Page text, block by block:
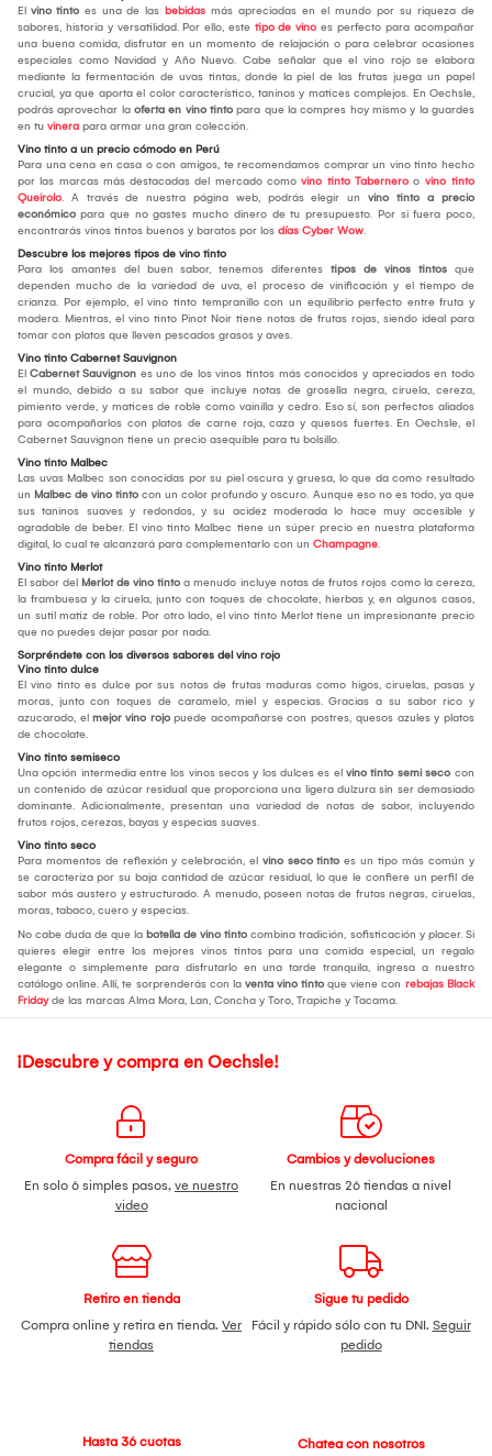
El vino tinto es una de las bebidas más apreciadas en el mundo por su riqueza de
sabores, historia y versatilidad. Por ello, este tipo de vino es perfecto para acompañar
una buena comida, disfrutar en un momento de relajación o para celebrar ocasiones
especiales como Navidad y Año Nuevo. Cabe señalar que el vino rojo se elabora
mediante la fermentación de uvas tintas, donde la piel de las frutas juega un papel
crucial, ya que aporta el color característico, taninos y matices complejos. En Oechsle,
podrás aprovechar la oferta en vino tinto para que la compres hoy mismo y la guardes
en tu vinera para armar una gran colección.
Vino tinto a un precio cómodo en Perú
Para una cena en casa o con amigos, te recomendamos comprar un vino tinto hecho
por las marcas más destacadas del mercado como vino tinto Tabernero o vino tinto
Queirolo. A través de nuestra página web, podrás elegir un vino tinto a precio
económico para que no gastes mucho dinero de tu presupuesto. Por si fuera poco,
encontrarás vinos tintos buenos y baratos por los días Cyber Wow.
Descubre los mejores tipos de vino tinto
Para los amantes del buen sabor, tenemos diferentes tipos de vinos tintos que
dependen mucho de la variedad de uva, el proceso de vinificación y el tiempo de
crianza. Por ejemplo, el vino tinto tempranillo con un equilibrio perfecto entre fruta y
madera. Mientras, el vino tinto Pinot Noir tiene notas de frutas rojas, siendo ideal para
tomar con platos que lleven pescados grasos y aves.
Vino tinto Cabernet Sauvignon
El Cabernet Sauvignon es uno de los vinos tintos más conocidos y apreciados en todo
el mundo, debido a su sabor que incluye notas de grosella negra, ciruela, cereza,
pimiento verde, y matices de roble como vainilla y cedro. Eso sí, son perfectos aliados
para acompañarlos con platos de carne roja, caza y quesos fuertes. En Oechsle, el
Cabernet Sauvignon tiene un precio asequible para tu bolsillo.
Vino tinto Malbec
Las uvas Malbec son conocidas por su piel oscura y gruesa, lo que da como resultado
un Malbec de vino tinto con un color profundo y oscuro. Aunque eso no es todo, ya que
sus taninos suaves y redondos, y su acidez moderada lo hace muy accesible y
agradable de beber. El vino tinto Malbec tiene un súper precio en nuestra plataforma
digital, lo cual te alcanzará para complementarlo con un Champagne.
Vino tinto Merlot
El sabor del Merlot de vino tinto a menudo incluye notas de frutos rojos como la cereza,
la frambuesa y la ciruela, junto con toques de chocolate, hierbas y, en algunos casos,
un sutil matiz de roble. Por otro lado, el vino tinto Merlot tiene un impresionante precio
que no puedes dejar pasar por nada.
Sorpréndete con los diversos sabores del vino rojo
Vino tinto dulce
El vino tinto es dulce por sus notas de frutas maduras como higos, ciruelas, pasas y
moras, junto con toques de caramelo, miel y especias. Gracias a su sabor rico y
azucarado, el mejor vino rojo puede acompañarse con postres, quesos azules y platos
de chocolate.
Vino tinto semiseco
Una opción intermedia entre los vinos secos y los dulces es el vino tinto semi seco con
un contenido de azúcar residual que proporciona una ligera dulzura sin ser demasiado
dominante. Adicionalmente, presentan una variedad de notas de sabor, incluyendo
frutos rojos, cerezas, bayas y especias suaves.
Vino tinto seco
Para momentos de reflexión y celebración, el vino seco tinto es un tipo más común y
se caracteriza por su baja cantidad de azúcar residual, lo que le confiere un perfil de
sabor más austero y estructurado. A menudo, poseen notas de frutas negras, ciruelas,
moras, tabaco, cuero y especias.
No cabe duda de que la botella de vino tinto combina tradición, sofisticación y placer. Si
quieres elegir entre los mejores vinos tintos para una comida especial, un regalo
elegante o simplemente para disfrutarlo en una tarde tranquila, ingresa a nuestro
catálogo online. Allí, te sorprenderás con la venta vino tinto que viene con rebajas Black
Fridayde las marcas Alma Mora, Lan, Concha y Toro, Trapiche y Tacama.
¡Descubre y compra en Oechsle!
Compra fácil y seguro
En solo 6 simples pasos, ve nuestro
video
Cambios y devoluciones
En nuestras 26 tiendas a nivel
nacional
Retiro en tienda
Compra online y retira en tienda. Ver
tiendas
Sigue tu pedido
Fácil y rápido sólo con tu DNI. Seguir
pedido
Hasta 36 cuotas
Chatea con nosotros